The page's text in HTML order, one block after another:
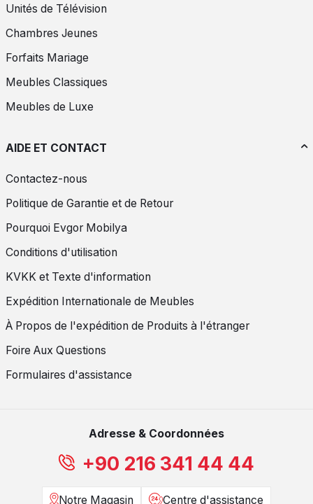
Unités de Télévision
Chambres Jeunes
Forfaits Mariage
Meubles Classiques
Meubles de Luxe
AIDE ET CONTACT
Contactez-nous
Politique de Garantie et de Retour
Pourquoi Evgor Mobilya
Conditions d'utilisation
KVKK et Texte d'information
Expédition Internationale de Meubles
À Propos de l'expédition de Produits à l'étranger
Foire Aux Questions
Formulaires d'assistance
Adresse & Coordonnées
+90 216 341 44 44
Notre Magasin Centre d'assistance